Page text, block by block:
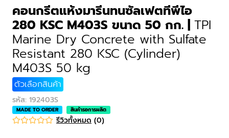
(Cylinder)
M403S 50
kg
คอนกรีตแห้งมารีนทนซัลเฟตทีพีไอ
280 KSC M403S ขนาด 50 กก. | TPI
Marine Dry Concrete with Sulfate
Resistant 280 KSC (Cylinder)
M403S 50 kg
ตัวเลือกสินค้า
รหัส: 192403S
MADE TO ORDER สินค้ารอการผลิต
รีวิวทั้งหมด (0)